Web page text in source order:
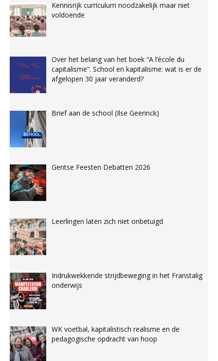
Kennisrijk curriculum noodzakelijk maar niet
voldoende
Over het belang van het boek “A l’école du
capitalisme”. School en kapitalisme: wat is er de
afgelopen 30 jaar veranderd?
Brief aan de school (Ilse Geerinck)
Gentse Feesten Debatten 2026
Leerlingen laten zich niet onbetuigd
Indrukwekkende strijdbeweging in het Franstalig
onderwijs
WK voetbal, kapitalistisch realisme en de
pedagogische opdracht van hoop